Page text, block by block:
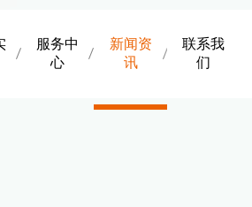
服务中
心
新闻资
讯
联系我
们